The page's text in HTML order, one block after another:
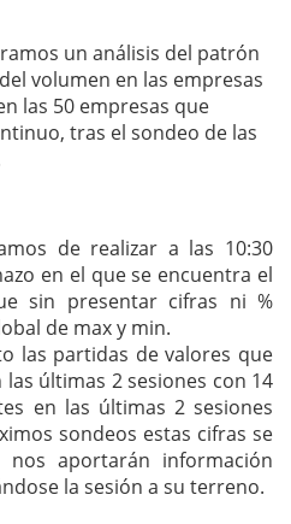
un análisis del patrón
volumen en las empresas
las 50 empresas que
tras el sondeo de las
de realizar a las 10:30
en el que se encuentra el
sin presentar cifras ni %
de max y min.
las partidas de valores que
últimas 2 sesiones con 14
en las últimas 2 sesiones
sondeos estas cifras se
aportarán información
la sesión a su terreno.